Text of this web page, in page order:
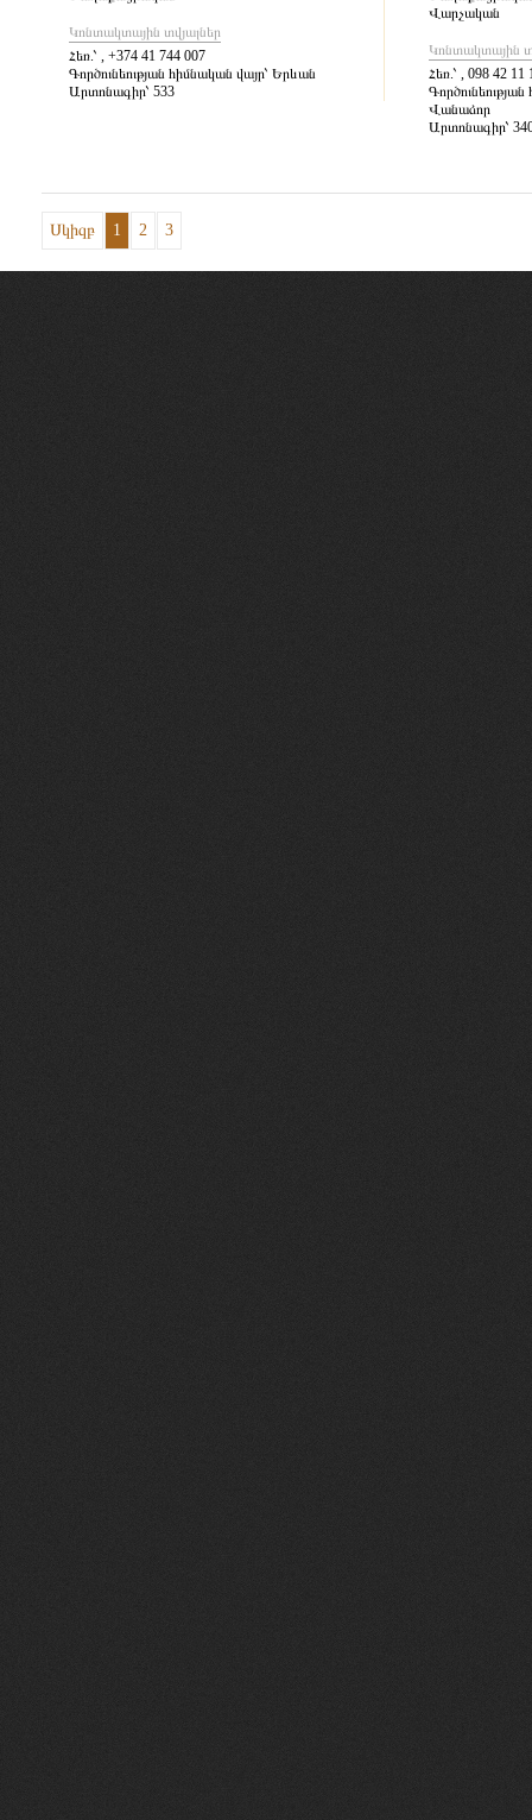
Կոնտակտային տվյալներ
Հեռ.՝ , +374 41 744 007
Գործունեության հիմնական վայր՝ Երևան
Արտոնագիր՝ 533
Վարչական
Կոնտակտային
Հեռ.՝ , 098 42 11
Վանաձոր
Արտոնագիր՝
Սկիզբ 1 2 3